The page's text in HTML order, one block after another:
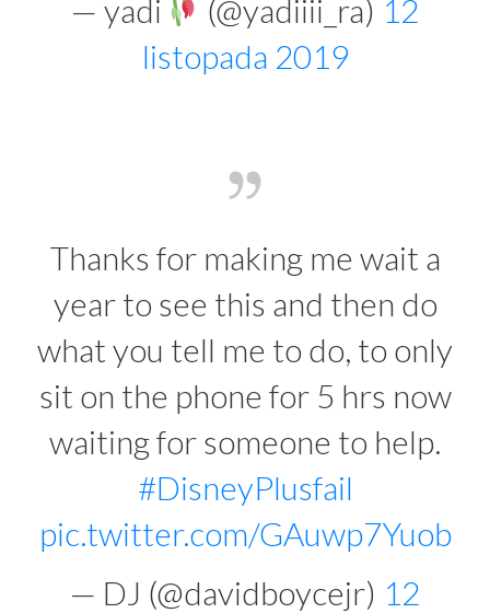
— yadi (@yadiiii_ra) 12
listopada 2019
Thanks for making me wait a
year to see this and then do
what you tell me to do, to only
sit on the phone for 5 hrs now
waiting for someone to help.
#DisneyPlusfail
pic.twitter.com/GAuwp7Yuob
— DJ (@davidboycejr) 12